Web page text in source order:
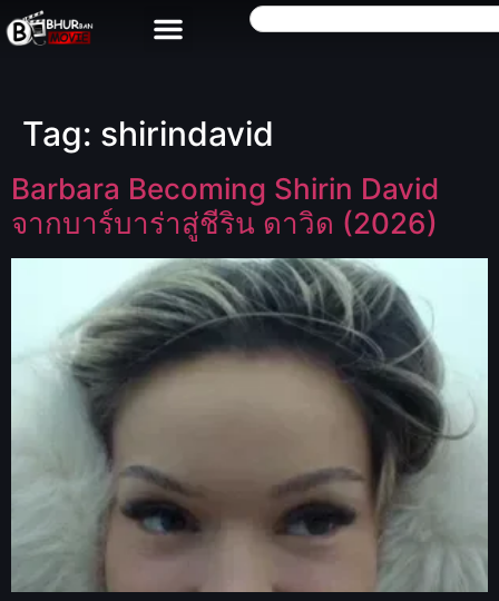
Tag: shirindavid
Barbara Becoming Shirin David
จากบาร์บาร่าสู่ชีริน ดาวิด (2026)